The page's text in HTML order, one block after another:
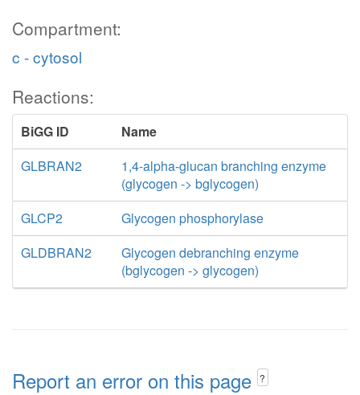
Compartment:
c - cytosol
Reactions:
BiGG ID
Name
GLBRAN2
1,4-alpha-glucan branching enzyme
(glycogen -> bglycogen)
GLCP2
Glycogen phosphorylase
GLDBRAN2
Glycogen debranching enzyme
(bglycogen -> glycogen)
Report an error on this page ?